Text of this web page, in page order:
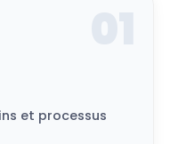
et processus